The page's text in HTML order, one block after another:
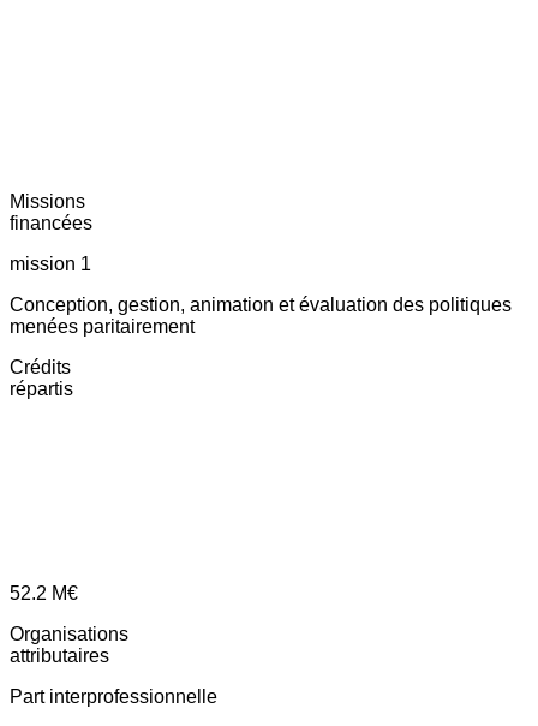
Missions
financées
mission 1
Conception, gestion, animation et évaluation des politiques
menées paritairement
Crédits
répartis
52.2 M€
Organisations
attributaires
Part interprofessionnelle